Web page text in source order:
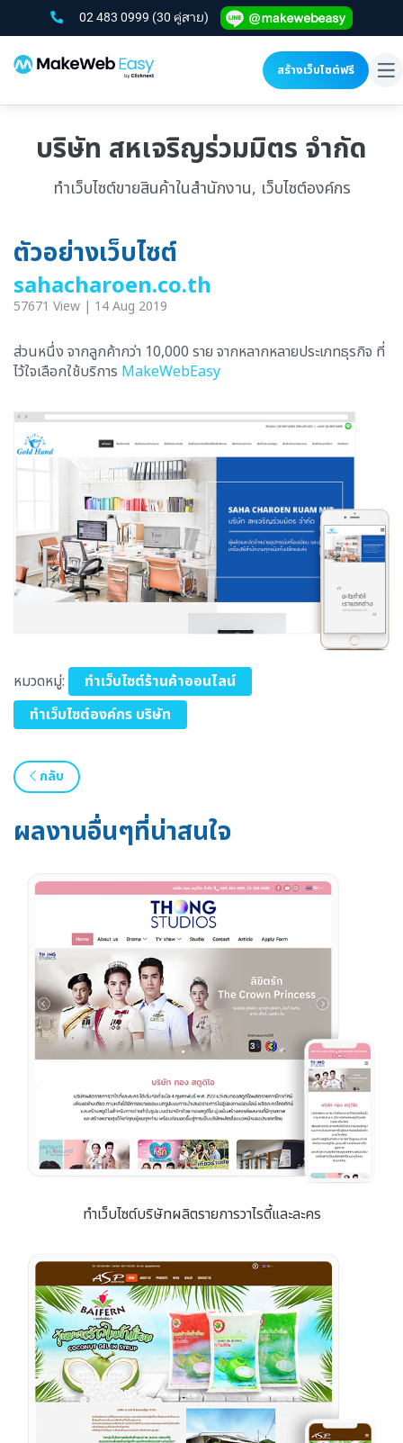
02 483 0999 (30 คู่สาย)
สร้างเว็บไซต์ฟรี
บริษัท สหเจริญร่วมมิตร จำกัด
ทำเว็บไซต์ขายสินค้าในสำนักงาน, เว็บไซต์องค์กร
ตัวอย่างเว็บไซต์
sahacharoen.co.th
57671 View | 14 Aug 2019
ส่วนหนึ่ง จากลูกค้ากว่า 10,000 ราย จากหลากหลายประเภทธุรกิจ ที่
ไว้ใจเลือกใช้บริการ MakeWebEasy
หมวดหมู่:
ทำเว็บไซต์ร้านค้าออนไลน์
ทำเว็บไซต์องค์กร บริษัท
กลับ
ผลงานอื่นๆที่น่าสนใจ
ทำเว็บไซต์บริษัทผลิตรายการวาไรตี้และละคร